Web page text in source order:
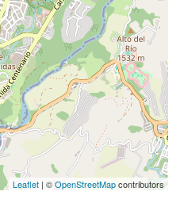
Leaflet | ©OpenStreetMapcontributors